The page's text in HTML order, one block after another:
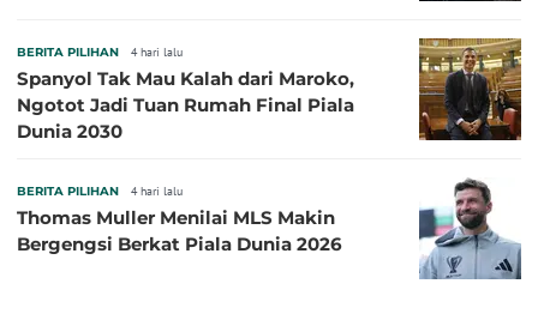
BERITA PILIHAN 4 hari lalu
Spanyol Tak Mau Kalah dari Maroko,
Ngotot Jadi Tuan Rumah Final Piala
Dunia 2030
BERITA PILIHAN 4 hari lalu
Thomas Muller Menilai MLS Makin
Bergengsi Berkat Piala Dunia 2026